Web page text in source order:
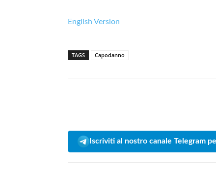
English Version
TAGS Capodanno
Iscriviti al nostro canale Telegram